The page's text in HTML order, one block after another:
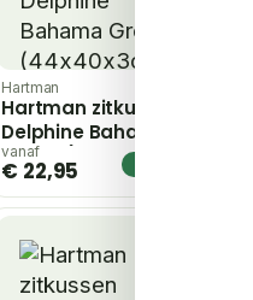
Hartman
Hartman zitkussen
Delphine Bahama
Green (44x40x3cm)
– Groen
vanaf
€ 22,95